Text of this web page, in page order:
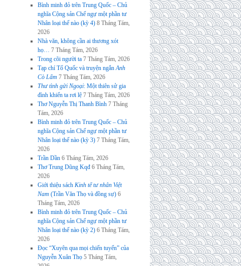
Bình minh đỏ trên Trung Quốc – Chủ
nghĩa Cộng sản Chế ngự một phần tư
Nhân loại thế nào (kỳ 4) 8 Tháng Tám,
2026
Nhà văn, không cần ai thương xót
họ… 7 Tháng Tám, 2026
Trong cõi người ta 7 Tháng Tám, 2026
Tạp chí Tổ Quốc và truyện ngắnAnh
Cò Lấm 7 Tháng Tám, 2026
Thư tình gửi Ngoại: Một thiên sử gia
đình khiến ta rơi lệ 7 Tháng Tám, 2026
Thơ Nguyễn Thị Thanh Bình 7 Tháng
Tám, 2026
Bình minh đỏ trên Trung Quốc – Chủ
nghĩa Cộng sản Chế ngự một phần tư
Nhân loại thế nào (kỳ 3) 7 Tháng Tám,
2026
Trần Dần 6 Tháng Tám, 2026
Thơ Trung Dũng Kqđ 6 Tháng Tám,
2026
Giới thiệu sách Kinh tế tư nhân Việt
Nam (Trần Văn Thọ và đồng sự) 6
Tháng Tám, 2026
Bình minh đỏ trên Trung Quốc – Chủ
nghĩa Cộng sản Chế ngự một phần tư
Nhân loại thế nào (kỳ 2) 6 Tháng Tám,
2026
Đọc “Xuyên qua mọi chiến tuyến” của
Nguyễn Xuân Thọ 5 Tháng Tám,